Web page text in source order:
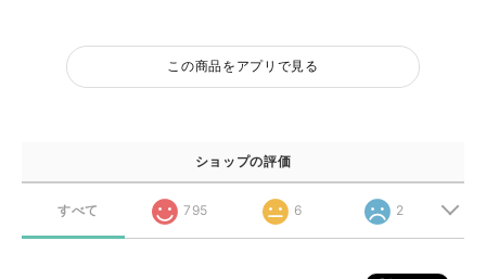
この商品をアプリで見る
ショップの評価
すべて 795 6 2